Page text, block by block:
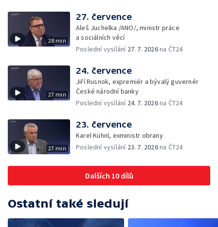
28 min
27. července
Aleš Juchelka /ANO/, ministr práce
a sociálních věcí
Poslední vysílání 27. 7. 2026na ČT24
27 min
24. července
Jiří Rusnok, expremiér a bývalý guvernér
České národní banky
Poslední vysílání 24. 7. 2026na ČT24
27 min
23. července
Karel Kühnl, exministr obrany
Poslední vysílání 23. 7. 2026na ČT24
Dalších 10 dílů
Ostatní také sledují